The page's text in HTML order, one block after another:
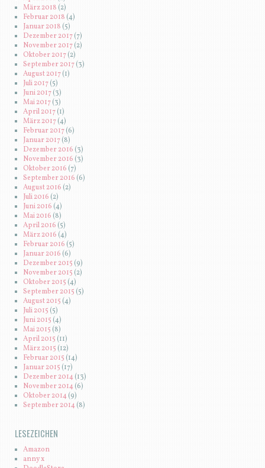
März 2018 (2)
Februar 2018(4)
Januar 2018 (5)
Dezember 2017(7)
November 2017(2)
Oktober 2017(2)
September 2017(3)
August 2017(1)
Juli 2017(5)
Juni 2017(3)
Mai 2017(3)
April 2017(1)
März 2017(4)
Februar 2017(6)
Januar 2017(8)
Dezember 2016 (3)
November 2016 (3)
Oktober 2016(7)
September 2016 (6)
August 2016(2)
Juli 2016(2)
Juni 2016 (4)
Mai 2016 (8)
April 2016(5)
März 2016 (4)
Februar 2016(5)
Januar 2016 (6)
Dezember 2015 (9)
November 2015 (2)
Oktober 2015 (4)
September 2015 (5)
August 2015 (4)
Juli 2015 (5)
Juni 2015 (4)
Mai 2015(8)
April 2015 (11)
März 2015 (12)
Februar 2015 (14)
Januar 2015 (17)
Dezember 2014(13)
November 2014(6)
Oktober 2014(9)
September 2014(8)
LESEZEICHEN
Amazon
anny x